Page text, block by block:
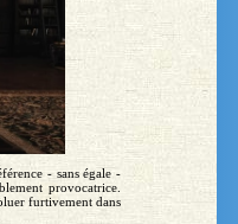
- sans égale -
provocatrice.
furtivement dans